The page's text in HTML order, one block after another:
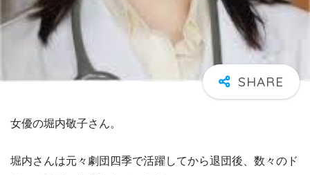
女優の堀内敬子さん。
堀内さんは元々劇団四季で活躍してから退団後、数々のド